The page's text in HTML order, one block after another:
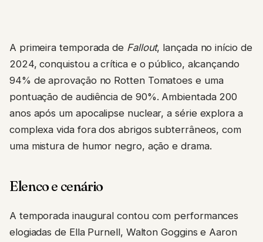
A primeira temporada de Fallout, lançada no início de
2024, conquistou a crítica e o público, alcançando
94% de aprovação no Rotten Tomatoes e uma
pontuação de audiência de 90%. Ambientada 200
anos após um apocalipse nuclear, a série explora a
complexa vida fora dos abrigos subterrâneos, com
uma mistura de humor negro, ação e drama.
Elenco e cenário
A temporada inaugural contou com performances
elogiadas de Ella Purnell, Walton Goggins e Aaron